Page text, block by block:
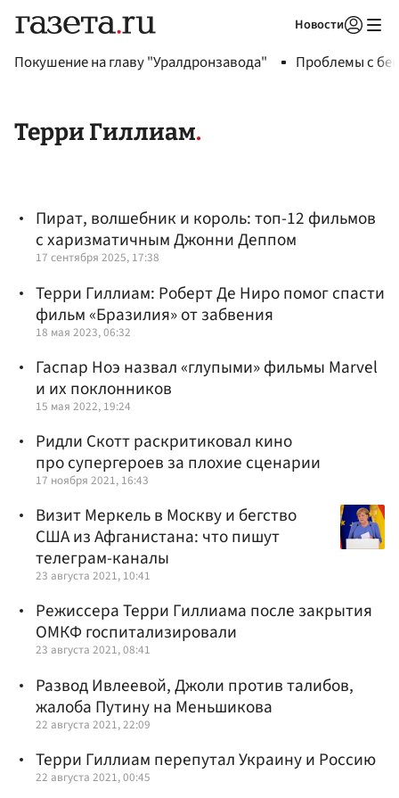
Новости
Покушение на главу "Уралдронзавода" Проблемы с
Терри Гиллиам
Пират, волшебник и король: топ-12 фильмов
с харизматичным Джонни Деппом
17 сентября 2025, 17:38
Терри Гиллиам: Роберт Де Ниро помог спасти
фильм «Бразилия» от забвения
18 мая 2023, 06:32
Гаспар Ноэ назвал «глупыми» фильмы Marvel
и их поклонников
15 мая 2022, 19:24
Ридли Скотт раскритиковал кино
про супергероев за плохие сценарии
17 ноября 2021, 16:43
Визит Меркель в Москву и бегство
США из Афганистана: что пишут
телеграм-каналы
23 августа 2021, 10:41
Режиссера Терри Гиллиама после закрытия
ОМКФ госпитализировали
23 августа 2021, 08:41
Развод Ивлеевой, Джоли против талибов,
жалоба Путину на Меньшикова
22 августа 2021, 22:09
Терри Гиллиам перепутал Украину и Россию
22 августа 2021, 00:45